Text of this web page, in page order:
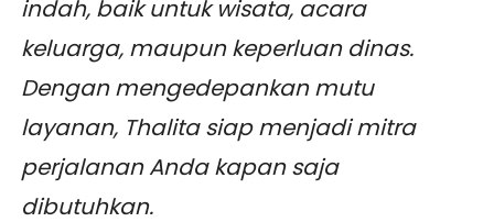
indah, baik untuk wisata, acara
keluarga, maupun keperluan dinas.
Dengan mengedepankan mutu
layanan, Thalita siap menjadi mitra
perjalanan Anda kapan saja
dibutuhkan.